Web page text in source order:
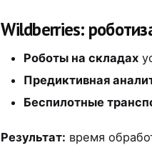
Wildberries:
Роботы на складах
Предиктивная
Беспилотные
Результат: время